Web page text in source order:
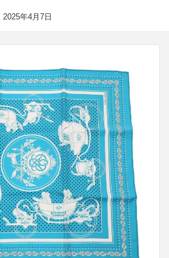
2025年4月7日